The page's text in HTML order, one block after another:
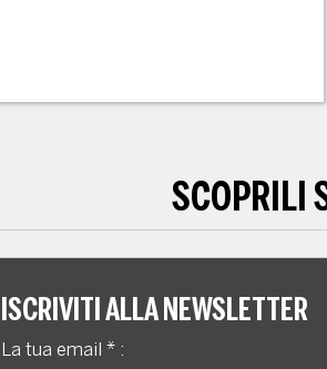
SCOPRILI
ISCRIVITI ALLA NEWSLETTER
La tua email * :